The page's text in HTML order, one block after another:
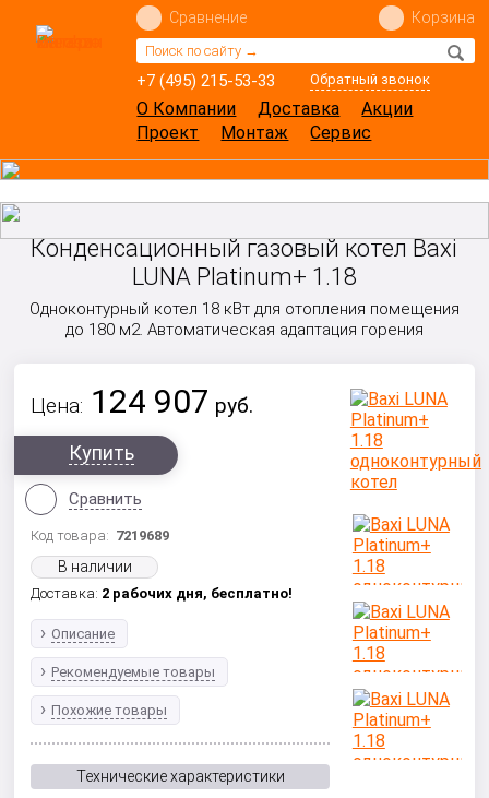
+7 (495) 215-53-33 Обратный звонок
Сравнение Корзина
О Компании Доставка
Акции
Проект
Монтаж Сервис
Конденсационный газовый котел Baxi
LUNA Platinum+ 1.18
Одноконтурный котел 18 кВт для отопления помещения
до 180 м2. Автоматическая адаптация горения
Цена: 124 907 руб.
Купить
Сравнить
Код товара: 7219689
В наличии
Доставка: 2 рабочих дня, бесплатно!
Описание
Рекомендуемые товары
Похожие товары
Технические характеристики